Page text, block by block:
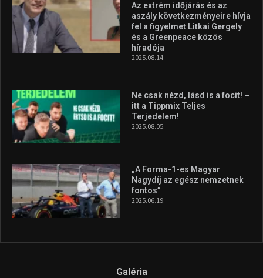
Az extrém időjárás és az
aszály következményeire hívja
fel a figyelmet Litkai Gergely
és a Greenpeace közös
híradója
2025.08.14.
Ne csak nézd, lásd is a focit! –
itt a Tippmix Teljes
Terjedelem!
2025.08.05.
„A Forma-1-es Magyar
Nagydíj az egész nemzetnek
fontos”
2025.06.19.
Galéria